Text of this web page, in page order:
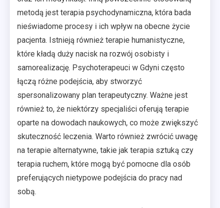
metodą jest terapia psychodynamiczna, która bada
nieświadome procesy i ich wpływ na obecne życie
pacjenta. Istnieją również terapie humanistyczne,
które kładą duży nacisk na rozwój osobisty i
samorealizację. Psychoterapeuci w Gdyni często
łączą różne podejścia, aby stworzyć
spersonalizowany plan terapeutyczny. Ważne jest
również to, że niektórzy specjaliści oferują terapie
oparte na dowodach naukowych, co może zwiększyć
skuteczność leczenia. Warto również zwrócić uwagę
na terapie alternatywne, takie jak terapia sztuką czy
terapia ruchem, które mogą być pomocne dla osób
preferujących nietypowe podejścia do pracy nad
sobą.